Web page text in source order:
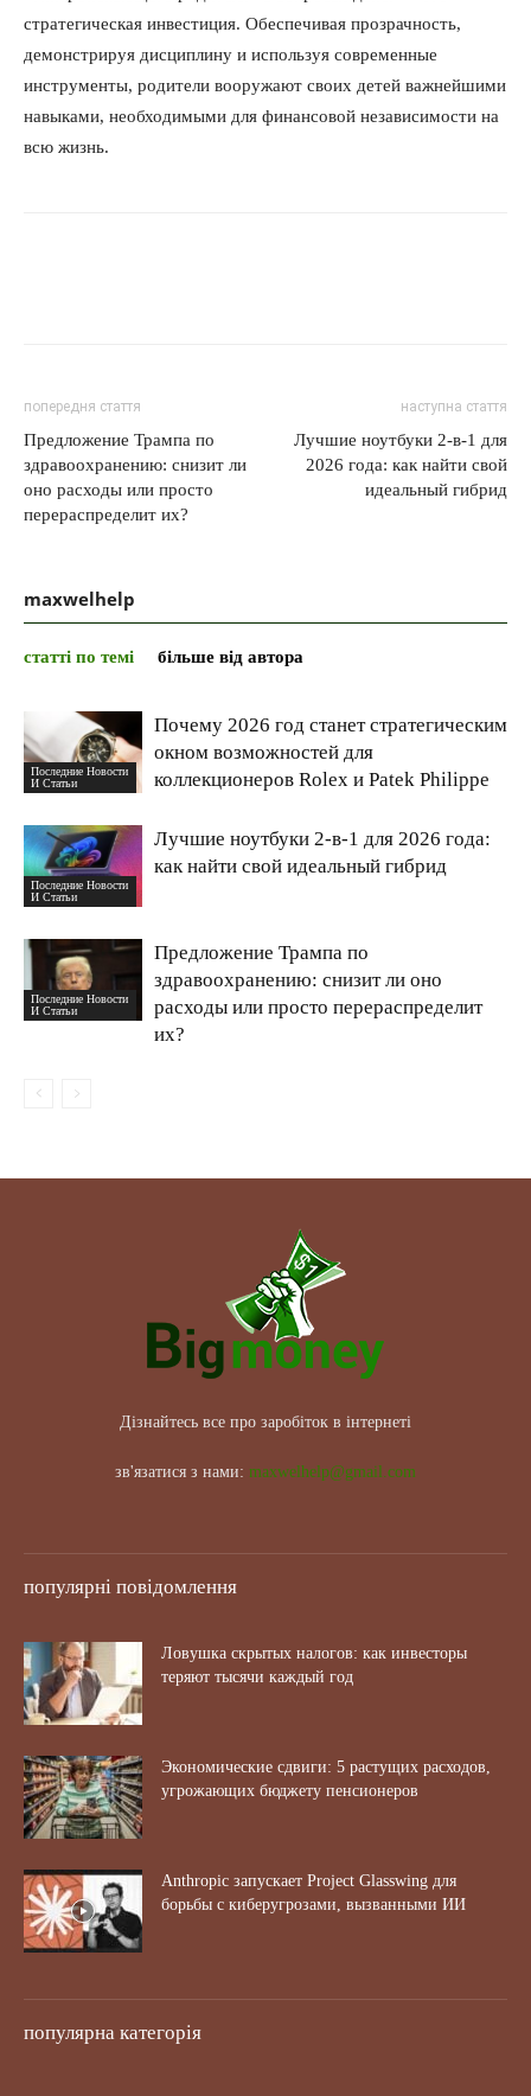
стратегическая инвестиция. Обеспечивая прозрачность,
демонстрируя дисциплину и используя современные
инструменты, родители вооружают своих детей важнейшими
навыками, необходимыми для финансовой независимости на
всю жизнь.
попередня стаття
Предложение Трампа по
здравоохранению: снизит ли
оно расходы или просто
перераспределит их?
наступна стаття
Лучшие ноутбуки 2-в-1 для
2026 года: как найти свой
идеальный гибрид
maxwelhelp
статті по темі більше від автора
Последние Новости
И Статьи
Почему 2026 год станет стратегическим
окном возможностей для
коллекционеров Rolex и Patek Philippe
Последние Новости
И Статьи
Лучшие ноутбуки 2-в-1 для 2026 года:
как найти свой идеальный гибрид
Последние Новости
И Статьи
Предложение Трампа по
здравоохранению: снизит ли оно
расходы или просто перераспределит
их?
Дізнайтесь все про заробіток в інтернеті
зв'язатися з нами: maxwelhelp@gmail.com
популярні повідомлення
Ловушка скрытых налогов: как инвесторы
теряют тысячи каждый год
Экономические сдвиги: 5 растущих расходов,
угрожающих бюджету пенсионеров
Anthropic запускает Project Glasswing для
борьбы с киберугрозами, вызванными ИИ
популярна категорія